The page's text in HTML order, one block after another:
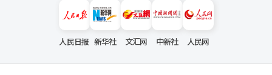
人民日报 新华社 文汇网 中新社 人民网